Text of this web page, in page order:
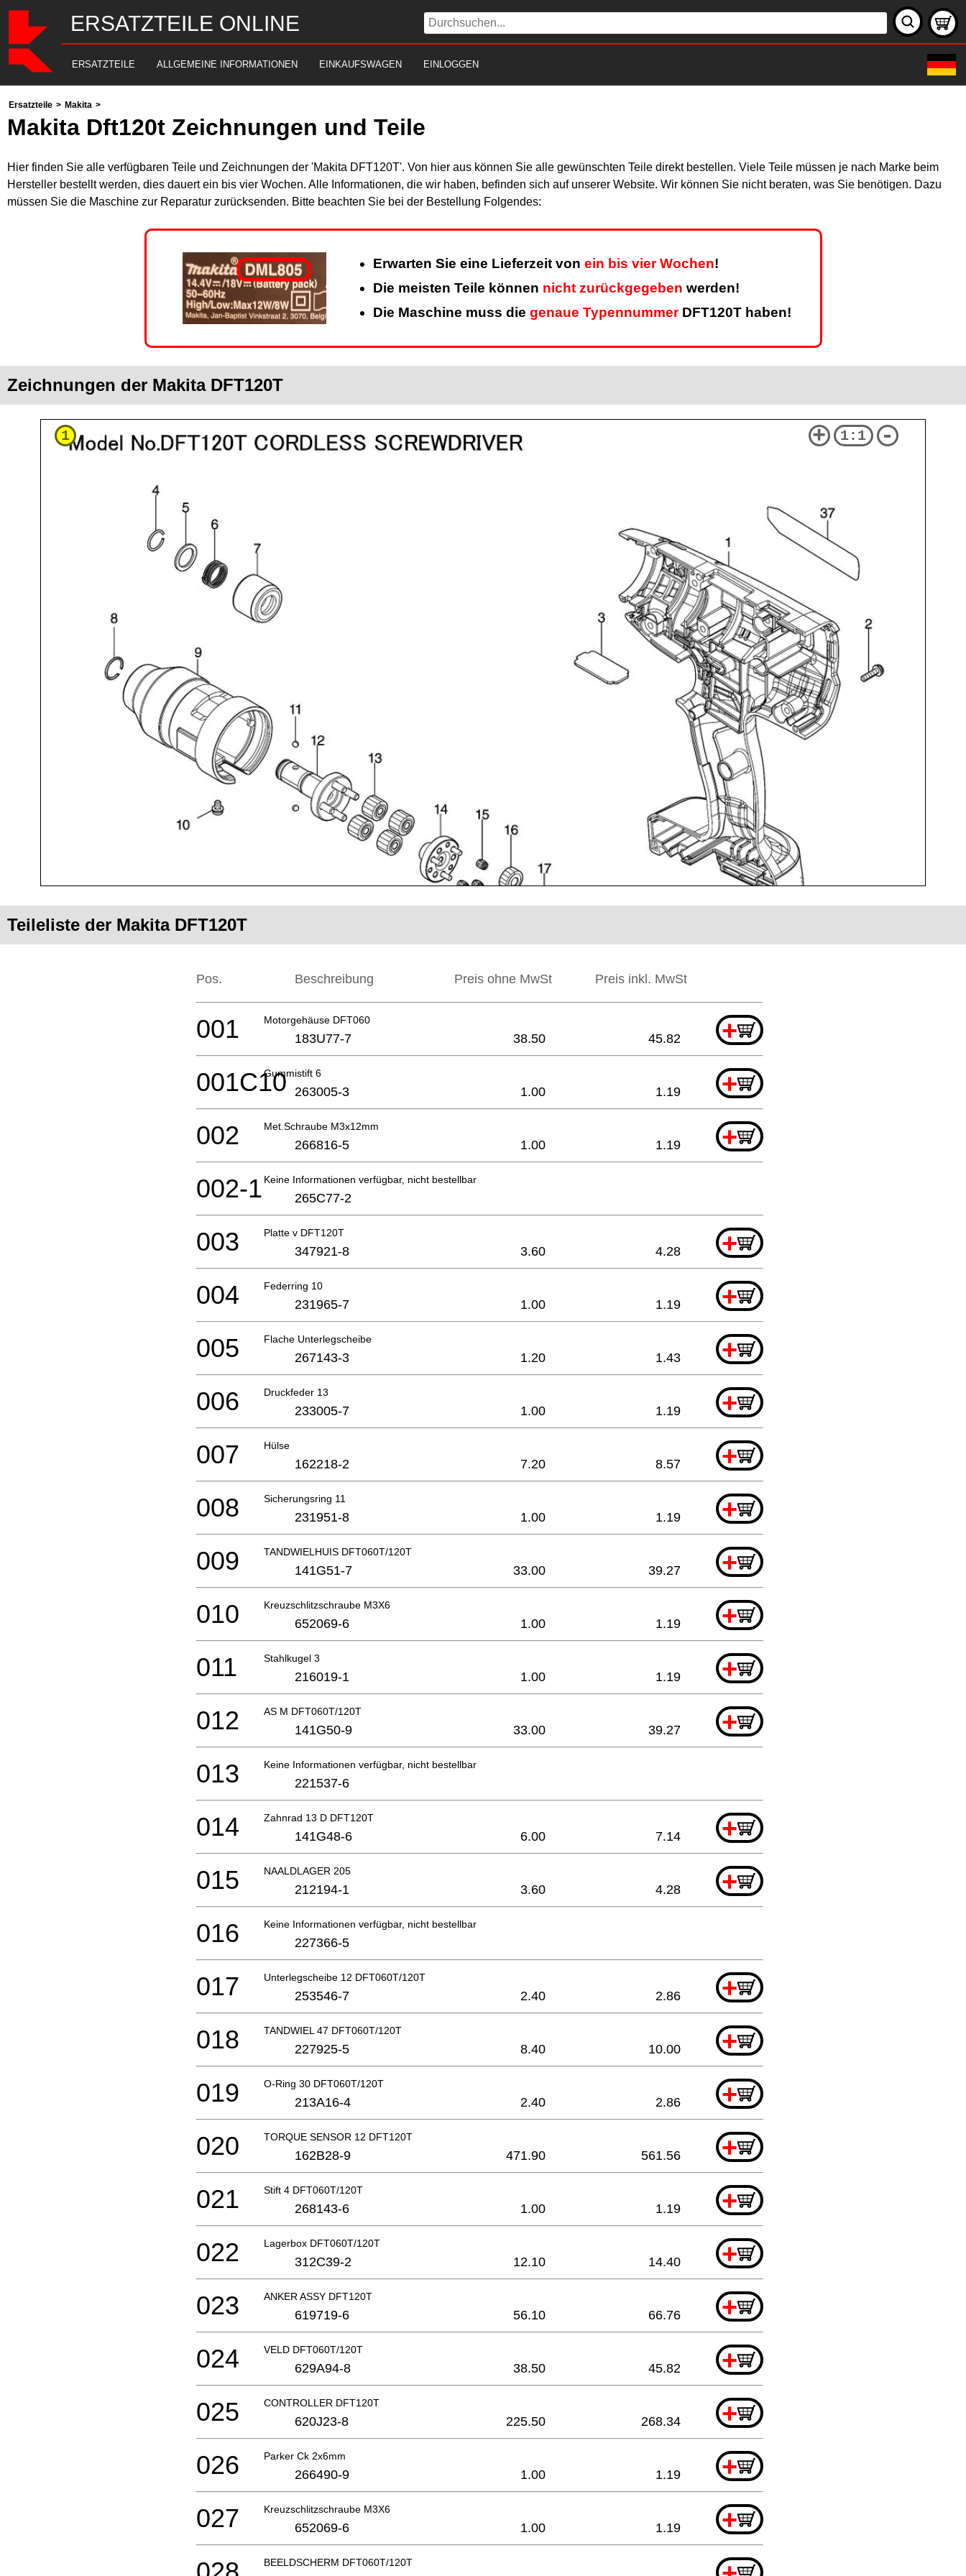
ERSATZTEILE ONLINE
ERSATZTEILE ALLGEMEINE INFORMATIONEN EINKAUFSWAGEN EINLOGGEN
Ersatzteile > Makita >
Makita Dft120t Zeichnungen und Teile
Hier finden Sie alle verfügbaren Teile und Zeichnungen der 'Makita DFT120T'. Von hier aus können Sie alle gewünschten Teile direkt bestellen. Viele Teile müssen je nach Marke beim
Hersteller bestellt werden, dies dauert ein bis vier Wochen. Alle Informationen, die wir haben, befinden sich auf unserer Website. Wir können Sie nicht beraten, was Sie benötigen. Dazu
müssen Sie die Maschine zur Reparatur zurücksenden. Bitte beachten Sie bei der Bestellung Folgendes:
Erwarten Sie eine Lieferzeit von ein bis vier Wochen!
Die meisten Teile können nicht zurückgegeben werden!
Die Maschine muss die genaue TypennummerDFT120T haben!
Zeichnungen der Makita DFT120T
1 + 1:1 -
Teileliste der Makita DFT120T
Pos. Beschreibung Preis ohne MwSt Preis inkl. MwSt
Motorgehäuse DFT060 +
001 183U77-7 38.50 45.82
Gummistift 6 +
001C10 263005-3 1.00 1.19
Met.Schraube M3x12mm +
002 266816-5 1.00 1.19
Keine Informationen verfügbar, nicht bestellbar
002-1 265C77-2
Platte v DFT120T +
003 347921-8 3.60 4.28
Federring 10 +
004 231965-7 1.00 1.19
Flache Unterlegscheibe +
005 267143-3 1.20 1.43
Druckfeder 13 +
006 233005-7 1.00 1.19
Hülse +
007 162218-2 7.20 8.57
Sicherungsring 11 +
008 231951-8 1.00 1.19
TANDWIELHUIS DFT060T/120T +
009 141G51-7 33.00 39.27
Kreuzschlitzschraube M3X6 +
010 652069-6 1.00 1.19
Stahlkugel 3 +
011 216019-1 1.00 1.19
AS M DFT060T/120T +
012 141G50-9 33.00 39.27
Keine Informationen verfügbar, nicht bestellbar
013 221537-6
Zahnrad 13 D DFT120T +
014 141G48-6 6.00 7.14
NAALDLAGER 205 +
015 212194-1 3.60 4.28
Keine Informationen verfügbar, nicht bestellbar
016 227366-5
Unterlegscheibe 12 DFT060T/120T +
017 253546-7 2.40 2.86
TANDWIEL 47 DFT060T/120T +
018 227925-5 8.40 10.00
O-Ring 30 DFT060T/120T +
019 213A16-4 2.40 2.86
TORQUE SENSOR 12 DFT120T +
020 162B28-9 471.90 561.56
Stift 4 DFT060T/120T +
021 268143-6 1.00 1.19
Lagerbox DFT060T/120T +
022 312C39-2 12.10 14.40
ANKER ASSY DFT120T +
023 619719-6 56.10 66.76
VELD DFT060T/120T +
024 629A94-8 38.50 45.82
CONTROLLER DFT120T +
025 620J23-8 225.50 268.34
Parker Ck 2x6mm +
026 266490-9 1.00 1.19
Kreuzschlitzschraube M3X6 +
027 652069-6 1.00 1.19
BEELDSCHERM DFT060T/120T